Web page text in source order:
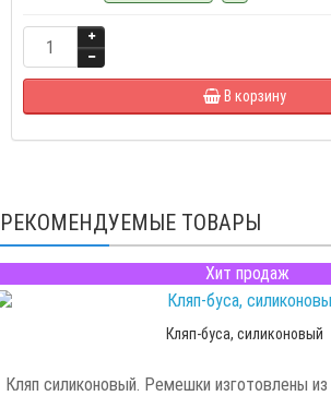
В корзину
РЕКОМЕНДУЕМЫЕ ТОВАРЫ
Хит продаж
Кляп-буса, силиконовый
Кляп силиконовый. Ремешки изготовлены из